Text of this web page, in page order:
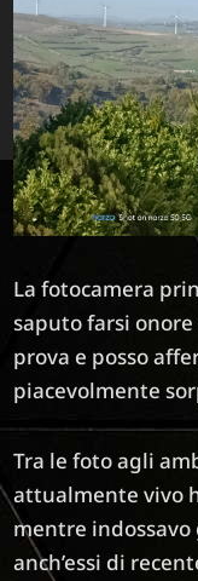
La fotocamera
saputo farsi
prova e posso
piacevolmente
Tra le foto agli
attualmente vivo
mentre indossavo
anch’essi di